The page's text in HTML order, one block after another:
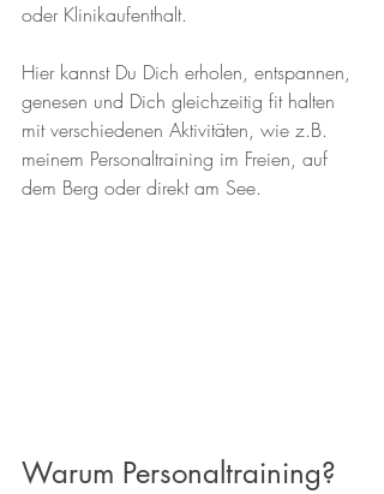
oder Klinikaufenthalt.
Hier kannst Du Dich erholen, entspannen,
genesen und Dich gleichzeitig fit halten
mit verschiedenen Aktivitäten, wie z.B.
meinem Personaltraining im Freien, auf
dem Berg oder direkt am See.
Warum Personaltraining?